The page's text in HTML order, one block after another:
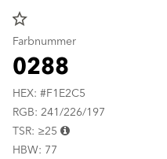
star_border
Farbnummer
0288
HEX: #F1E2C5
RGB: 241/226/197
TSR: ≥25
HBW: 77